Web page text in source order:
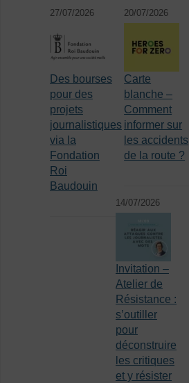
27/07/2026
Des bourses
pour des
projets
journalistiques
via la
Fondation
Roi
Baudouin
20/07/2026
Carte
blanche –
Comment
informer sur
les accidents
de la route ?
14/07/2026
Invitation –
Atelier de
Résistance :
s’outiller
pour
déconstruire
les critiques
et y résister